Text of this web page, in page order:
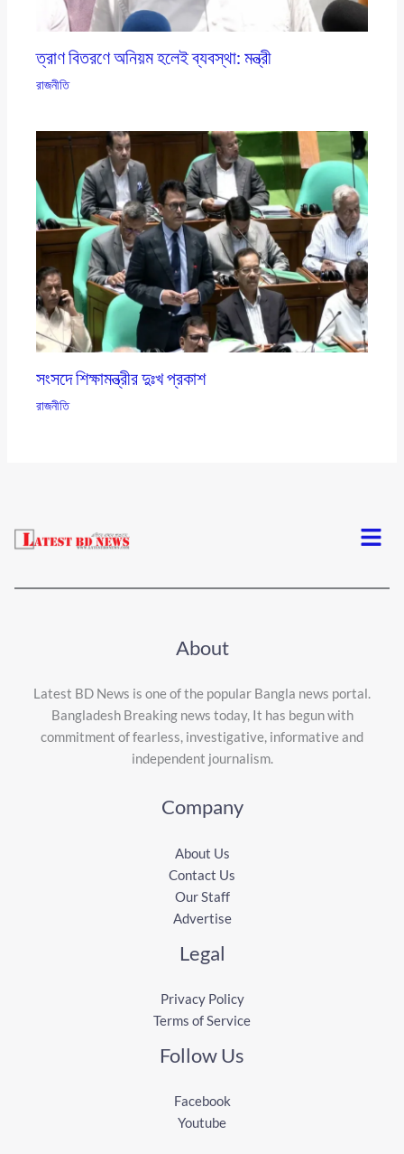
ত্রাণ বিতরণে অনিয়ম হলেই ব্যবস্থা: মন্ত্রী
রাজনীতি
সংসদে শিক্ষামন্ত্রীর দুঃখ প্রকাশ
রাজনীতি
Menu
About
Latest BD News is one of the popular Bangla news portal.
Bangladesh Breaking news today, It has begun with
commitment of fearless, investigative, informative and
independent journalism.
Company
About Us
Contact Us
Our Staff
Advertise
Legal
Privacy Policy
Terms of Service
Follow Us
Facebook
Youtube